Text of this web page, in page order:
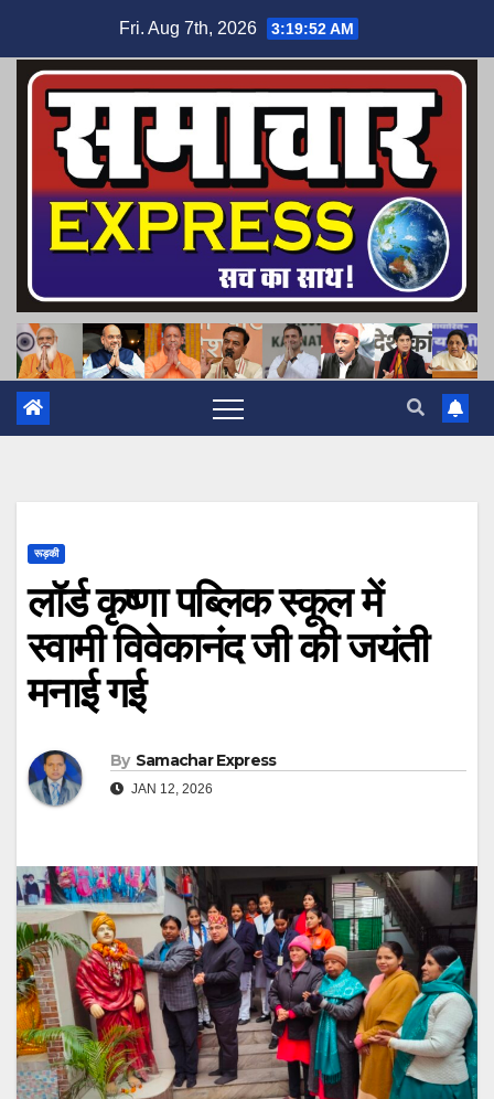
content
Fri. Aug 7th, 2026 3:19:53 AM
रूड़की
लॉर्ड कृष्णा पब्लिक स्कूल में
स्वामी विवेकानंद जी की जयंती
मनाई गई
By Samachar Express
JAN 12, 2026